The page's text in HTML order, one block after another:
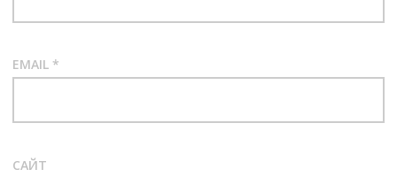
EMAIL *
САЙТ